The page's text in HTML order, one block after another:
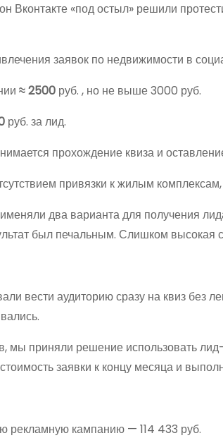
Вконтакте «под остыл» решили
заявок по недвижимости в
≈ 2500 руб. , но не выше 3000 руб.
руб. за лид.
прохождение квиза и
привязки к жилым
два варианта для получения
был печальным. Слишком высокая
вести аудиторию сразу на квиз без
мы приняли решение использовать
заявки к концу месяца и
рекламную кампанию — 114 433 руб.